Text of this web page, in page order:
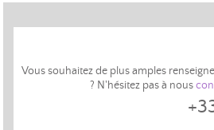
Vous souhaitez de plus amples
? N'hésitez pas à nous